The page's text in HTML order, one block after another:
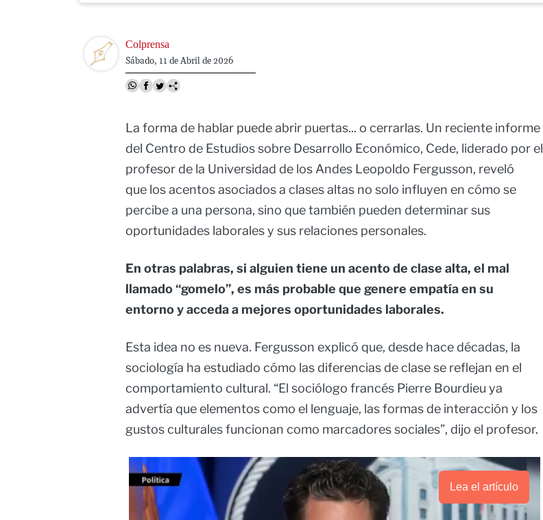
Image Colprensa
Sábado, 11 de Abril de 2026
La forma de hablar puede abrir puertas... o cerrarlas. Un reciente informe
del Centro de Estudios sobre Desarrollo Económico, Cede, liderado por el
profesor de la Universidad de los Andes Leopoldo Fergusson, reveló
que los acentos asociados a clases altas no solo influyen en cómo se
percibe a una persona, sino que también pueden determinar sus
oportunidades laborales y sus relaciones personales.
En otras palabras, si alguien tiene un acento de clase alta, el mal
llamado “gomelo”, es más probable que genere empatía en su
entorno y acceda a mejores oportunidades laborales.
Esta idea no es nueva. Fergusson explicó que, desde hace décadas, la
sociología ha estudiado cómo las diferencias de clase se reflejan en el
comportamiento cultural. “El sociólogo francés Pierre Bourdieu ya
advertía que elementos como el lenguaje, las formas de interacción y los
gustos culturales funcionan como marcadores sociales”, dijo el profesor.
Lea el artículo